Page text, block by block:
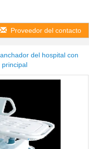
Proveedor del contacto
del hospital con
principal